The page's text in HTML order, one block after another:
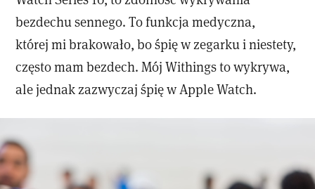
bezdechu sennego. To funkcja medyczna,
której mi brakowało, bo śpię w zegarku i niestety,
często mam bezdech. Mój Withings to wykrywa,
ale jednak zazwyczaj śpię w Apple Watch.